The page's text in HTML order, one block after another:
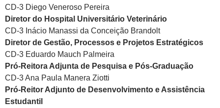
CD-3 Diego Veneroso Pereira
Diretor do Hospital Universitário Veterinário
CD-3 Inácio Manassi da Conceição Brandolt
Diretor de Gestão, Processos e Projetos Estratégicos
CD-3 Eduardo Mauch Palmeira
Pró-Reitora Adjunta de Pesquisa e Pós-Graduação
CD-3 Ana Paula Manera Ziotti
Pró-Reitor Adjunto de Desenvolvimento e Assistência
Estudantil